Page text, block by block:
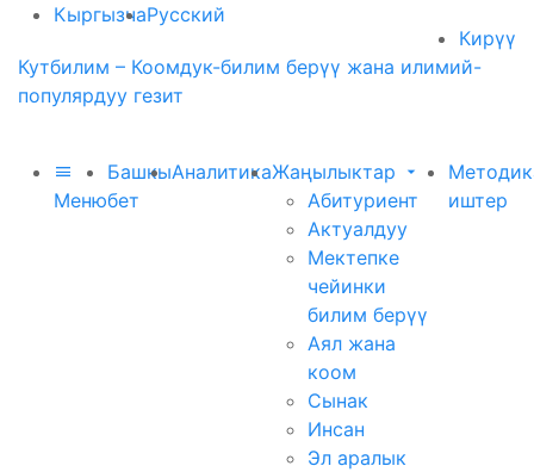
КыргызчаРусский
Кирүү
Кутбилим – Коомдук-билим берүү жана илимий-
популярдуу гезит
Меню
Башкы
бет
АналитикаЖаңылыктар
Абитуриент
Актуалдуу
Мектепке
чейинки
билим берүү
Аял жана
коом
Сынак
Инсан
Эл аралык
иштер